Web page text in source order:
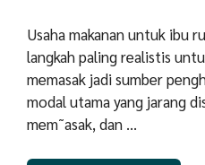
Usaha makanan untuk ibu
langkah paling realistis
memasak jadi sumber
modal utama yang jarang
mem˜asak, dan …